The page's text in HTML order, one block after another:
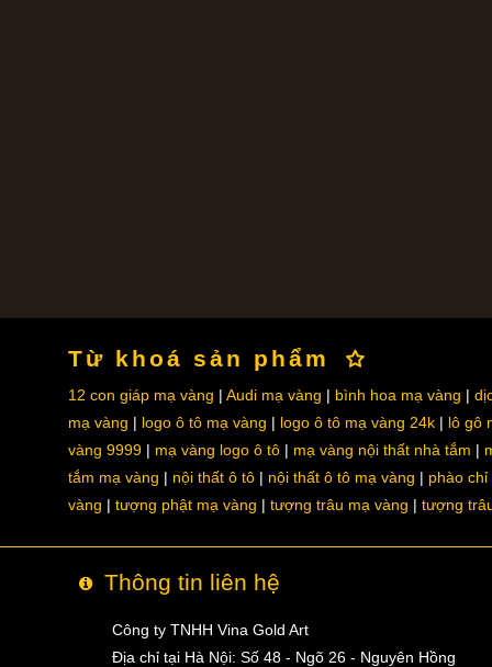
Từ khoá sản phẩm
12 con giáp mạ vàng Audi mạ vàng bình hoa mạ vàng
mạ vàng
logo ô tô mạ vàng logo ô tô mạ vàng 24k
lô gô
vàng 9999
mạ vàng logo ô tô mạ vàng nội thất nhà tắm
tắm mạ vàng
nội thất ô tô nội thất ô tô mạ vàng
phào chỉ
vàng
tượng phật mạ vàng tượng trâu mạ vàng tượng
Thông tin liên hệ
Công ty TNHH Vina Gold Art
Địa chỉ tại Hà Nội: Số 48 - Ngõ 26 - Nguyên Hồng